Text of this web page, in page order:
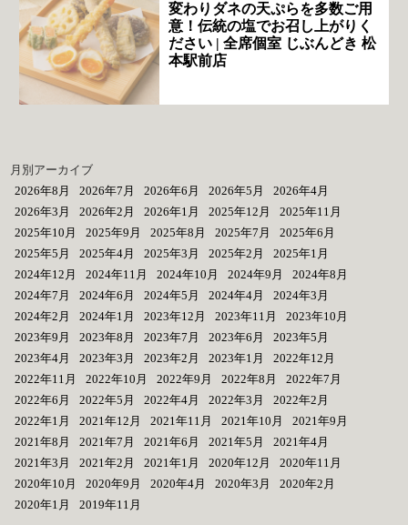
変わりダネの天ぷらを多数ご用
意！伝統の塩でお召し上がりく
ださい | 全席個室 じぶんどき 松
本駅前店
月別アーカイブ
2026年8月
2026年7月 2026年6月 2026年5月
2026年4月
2026年3月
2026年2月 2026年1月 2025年12月
2025年11月
2025年10月
2025年9月 2025年8月 2025年7月
2025年6月
2025年5月
2025年4月 2025年3月 2025年2月
2025年1月
2024年12月
2024年11月 2024年10月 2024年9月
2024年8月
2024年7月
2024年6月 2024年5月 2024年4月
2024年3月
2024年2月
2024年1月 2023年12月 2023年11月
2023年10月
2023年9月
2023年8月 2023年7月 2023年6月
2023年5月
2023年4月
2023年3月 2023年2月 2023年1月
2022年12月
2022年11月
2022年10月 2022年9月 2022年8月
2022年7月
2022年6月
2022年5月 2022年4月 2022年3月
2022年2月
2022年1月
2021年12月 2021年11月 2021年10月
2021年9月
2021年8月
2021年7月 2021年6月 2021年5月
2021年4月
2021年3月
2021年2月 2021年1月 2020年12月
2020年11月
2020年10月
2020年9月 2020年4月 2020年3月
2020年2月
2020年1月
2019年11月